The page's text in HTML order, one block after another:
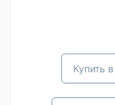
Купить